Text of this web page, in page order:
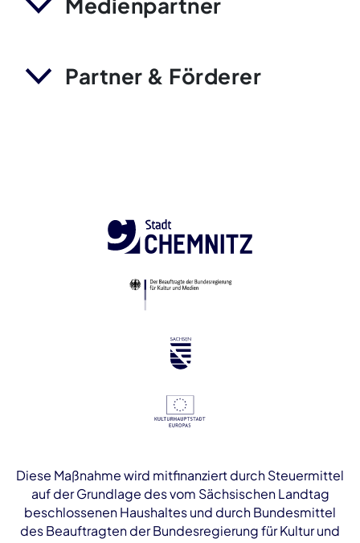
Medienpartner
Partner & Förderer
Diese Maßnahme wird mitfinanziert durch Steuermittel
auf der Grundlage des vom Sächsischen Landtag
beschlossenen Haushaltes und durch Bundesmittel
des Beauftragten der Bundesregierung für Kultur und